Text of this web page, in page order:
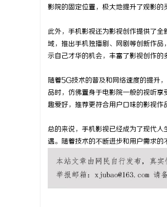
影院的固定位置，极大地提升了观影的
此外，手机影视还为影视创作提供了
域，推出手机独播剧、网剧等创新作
示自己才华的机会，丰富了影视创作的
随着5G技术的普及和网络速度的提升
品时，仿佛置身于电影院一般的视听
趣爱好，推荐更符合用户口味的影视作
总的来说，手机影视已经成为了现代
遇。随着技术的不断进步和用户需求的
武汉配眼镜 上海配眼镜